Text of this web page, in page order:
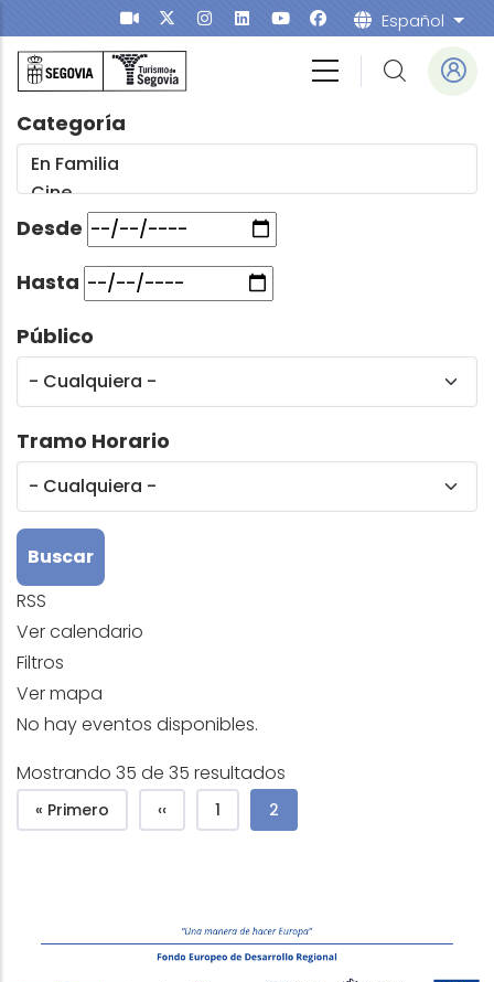
Pasar al contenido principal Español
Categoría
Desde
Hasta
Público
Tramo Horario
RSS
Ver calendario
Filtros
Ver mapa
No hay eventos disponibles.
Mostrando 35 de 35 resultados
Paginación
Primera página
« Primero Página anterior
‹‹ Page
1 Página actual
2